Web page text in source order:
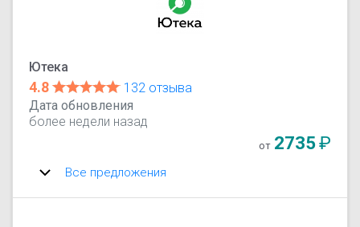
Ютека
4.8
132 отзыва
Дата обновления
более недели назад
от 2735₽
Все предложения